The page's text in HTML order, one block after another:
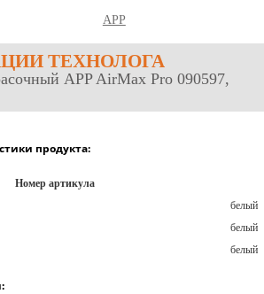
APP
ТЕХНОЛОГА
APP AirMax Pro 090597,
продукта:
Номер артикула
белый
белый
белый